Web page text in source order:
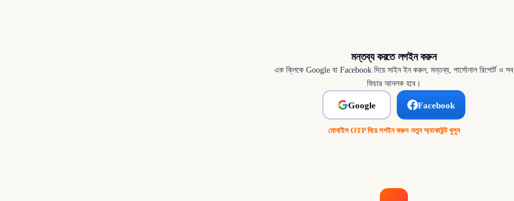
মন্তব্য করতে লগইন করুন
এক ক্লিকে Google বা Facebook দিয়ে সাইন ইন করুন; মন্তব্য, পার্সোনাল রিপোর্ট ও সব
ফিচার আনলক হবে।
Google Facebook
মোবাইল OTP দিয়ে লগইন করুন·নতুন অ্যাকাউন্ট খুলুন